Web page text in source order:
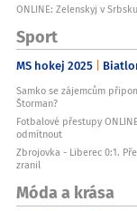
ONLINE: Zelenskyj v
Sport
MS hokej 2025
Samko se zájemcům
Štorman?
Fotbalové přestupy
odmítnout
Zbrojovka - Liberec 0:1.
zranil
Móda a krása